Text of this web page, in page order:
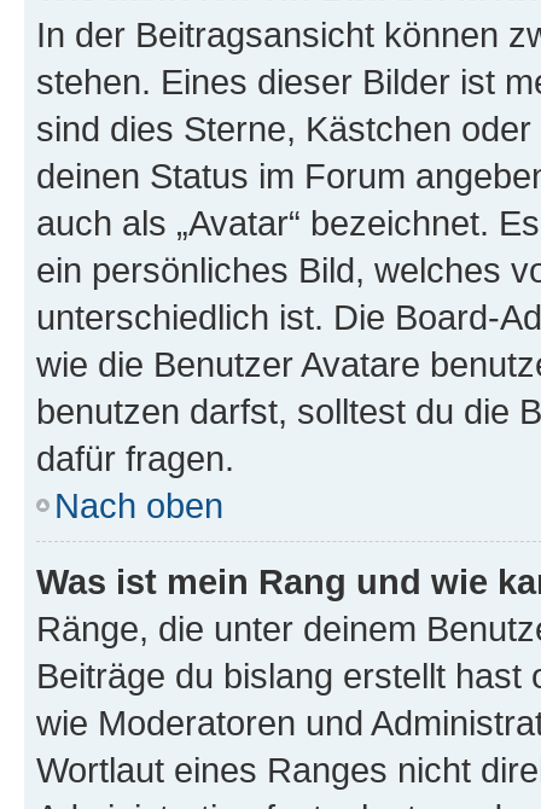
In der Beitragsansicht können
stehen. Eines dieser Bilder ist
sind dies Sterne, Kästchen
deinen Status im Forum
auch als „Avatar“ bezeichnet.
ein persönliches Bild, welches
unterschiedlich ist. Die Board-
wie die Benutzer Avatare
benutzen darfst, solltest du die
dafür fragen.
Nach oben
Was ist mein Rang und wie
Ränge, die unter deinem
Beiträge du bislang erstellt
wie Moderatoren und
Wortlaut eines Ranges nicht